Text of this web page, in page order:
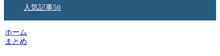
人気記事50
ホーム
まとめ